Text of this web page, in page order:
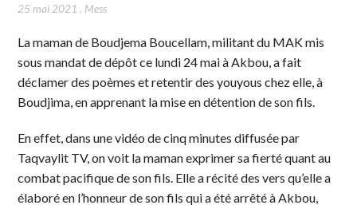
25 mai 2021 , Mess
La maman de Boudjema Boucellam, militant du MAK mis
sous mandat de dépôt ce lundi 24 mai à Akbou, a fait
déclamer des poèmes et retentir des youyous chez elle, à
Boudjima, en apprenant la mise en détention de son fils.
En effet, dans une vidéo de cinq minutes diffusée par
Taqvaylit TV, on voit la maman exprimer sa fierté quant au
combat pacifique de son fils. Elle a récité des vers qu’elle a
élaboré en l’honneur de son fils qui a été arrêté à Akbou,